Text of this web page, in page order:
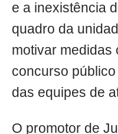
e a inexistência
quadro da
motivar medidas
concurso
das equipes de
O promotor de